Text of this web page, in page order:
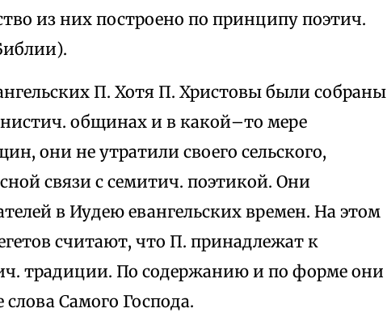
из них построено по принципу поэтич.
П. Хотя П. Христовы были собраны
общинах и в какой–то мере
они не утратили своего сельского,
связи с семитич. поэтикой. Они
в Иудею евангельских времен. На этом
считают, что П. принадлежат к
традиции. По содержанию и по форме они
Самого Господа.